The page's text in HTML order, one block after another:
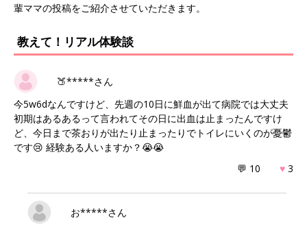
輩ママの投稿をご紹介させていただきます。
教えて！リアル体験談
🍑*****さん
今5w6dなんですけど、先週の10日に鮮血が出て病院では大丈夫
初期はあるあるって言われてその日に出血は止まったんですけ
ど、今日まで茶おりが出たり止まったりでトイレにいくのが憂鬱
です😢 経験ある人いますか？😭😭
💬 10 ♥ 3
お*****さん